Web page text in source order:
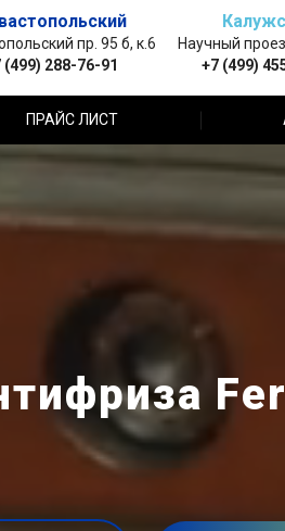
пр. 95 б, к.6
(499) 288-76-91
Научный
+7 (499)
ПРАЙС ЛИСТ